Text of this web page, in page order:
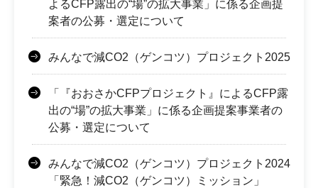
よるCFP露出の“場”の拡大事業」に係る企画提
案者の公募・選定について
みんなで減CO2（ゲンコツ）プロジェクト2025
「『おおさかCFPプロジェクト』によるCFP露
出の“場”の拡大事業」に係る企画提案事業者の
公募・選定について
みんなで減CO2（ゲンコツ）プロジェクト2024
「緊急！減CO2（ゲンコツ）ミッション」